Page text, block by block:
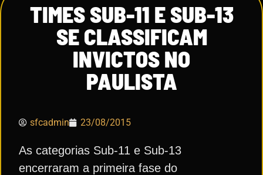
TIMES SUB-11 E SUB-13
SE CLASSIFICAM
INVICTOS NO
PAULISTA
sfcadmin 23/08/2015
As categorias Sub-11 e Sub-13
encerraram a primeira fase do